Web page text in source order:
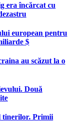
era încărcat cu
european pentru
$
au scăzut la o
Două
tinerilor. Primii